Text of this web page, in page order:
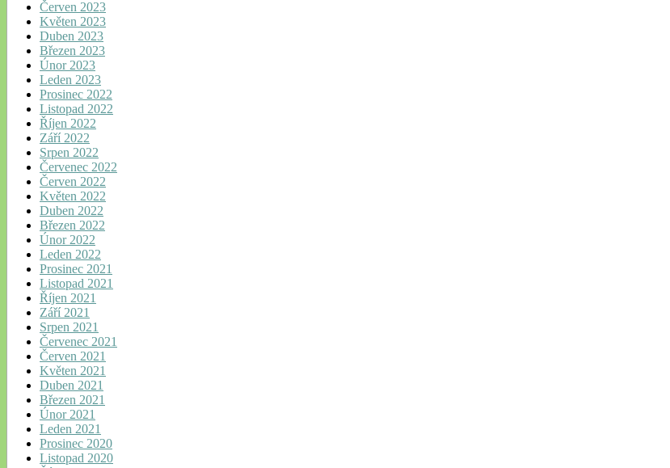
Červen 2023
Květen 2023
Duben 2023
Březen 2023
Únor 2023
Leden 2023
Prosinec 2022
Listopad 2022
Říjen 2022
Září 2022
Srpen 2022
Červenec 2022
Červen 2022
Květen 2022
Duben 2022
Březen 2022
Únor 2022
Leden 2022
Prosinec 2021
Listopad 2021
Říjen 2021
Září 2021
Srpen 2021
Červenec 2021
Červen 2021
Květen 2021
Duben 2021
Březen 2021
Únor 2021
Leden 2021
Prosinec 2020
Listopad 2020